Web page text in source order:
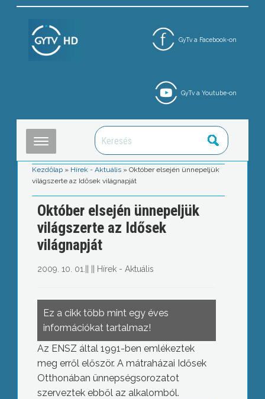
GyTv a Facebook-on
GyTv a Youtube-on
Kezdőlap » Hírek - Aktuális »Október elsején ünnepeljük
világszerte az Idősek világnapját
Október elsején ünnepeljük
világszerte az Idősek
világnapját
2009. 10. 01. Hírek - Aktuális
Ez a cikk több mint egy éves
információkat tartalmaz!
Az ENSZ által 1991-ben emlékeztek
meg erről először. A mátraházai Idősek
Otthonában ünnepségsorozatot
szerveztek ebből az alkalomból.